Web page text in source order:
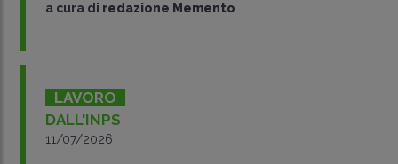
a cura di redazione Memento
LAVORO
DALL'INPS
11/07/2026